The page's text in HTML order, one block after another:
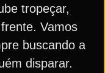
tropeçar,
Vamos
buscando a
disparar.